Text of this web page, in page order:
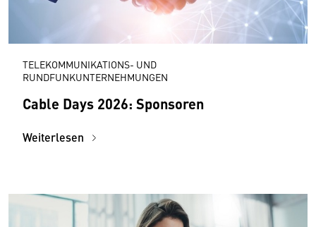
TELEKOMMUNIKATIONS- UND
RUNDFUNKUNTERNEHMUNGEN
Cable Days 2026: Sponsoren
Weiterlesen